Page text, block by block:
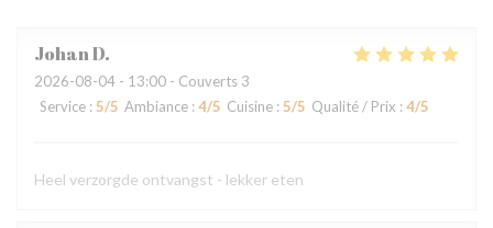
JohanD
2026-08-04 - 13:00 - Couverts 3
Service : 5/5 Ambiance : 4/5 Cuisine : 5/5 Qualité / Prix : 4/5
Heel verzorgde ontvangst - lekker eten